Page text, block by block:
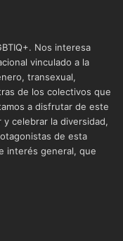
Nos interesa
vinculado a la
transexual,
de los colectivos que
a disfrutar de este
celebrar la diversidad,
de esta
interés general, que